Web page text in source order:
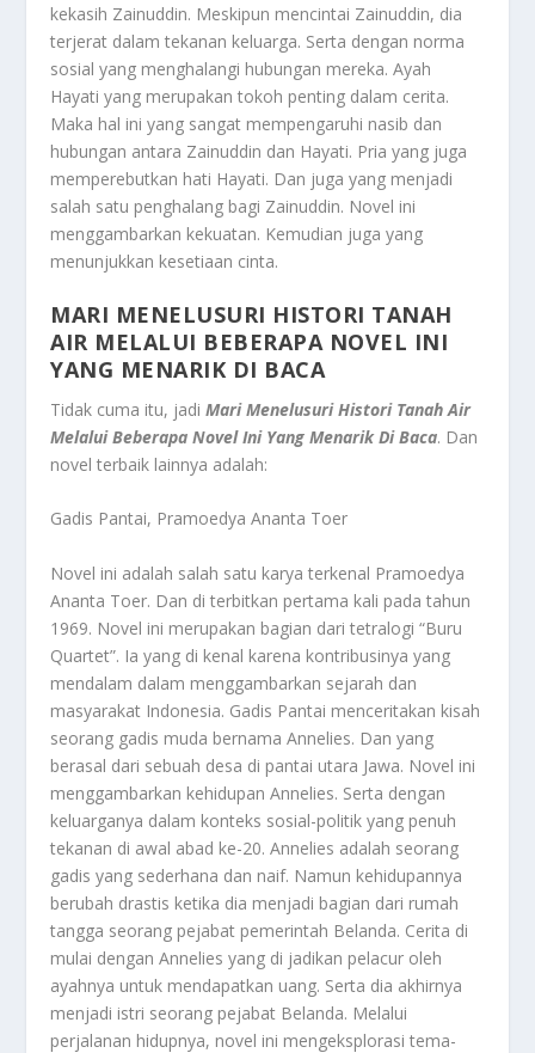
kekasih Zainuddin. Meskipun mencintai Zainuddin, dia
terjerat dalam tekanan keluarga. Serta dengan norma
sosial yang menghalangi hubungan mereka. Ayah
Hayati yang merupakan tokoh penting dalam cerita.
Maka hal ini yang sangat mempengaruhi nasib dan
hubungan antara Zainuddin dan Hayati. Pria yang juga
memperebutkan hati Hayati. Dan juga yang menjadi
salah satu penghalang bagi Zainuddin. Novel ini
menggambarkan kekuatan. Kemudian juga yang
menunjukkan kesetiaan cinta.
MARI MENELUSURI HISTORI TANAH
AIR MELALUI BEBERAPA NOVEL INI
YANG MENARIK DI BACA
Tidak cuma itu, jadiMari Menelusuri Histori Tanah Air
Melalui Beberapa Novel Ini Yang Menarik Di Baca. Dan
novel terbaik lainnya adalah:
Gadis Pantai, Pramoedya Ananta Toer
Novel ini adalah salah satu karya terkenal Pramoedya
Ananta Toer. Dan di terbitkan pertama kali pada tahun
1969. Novel ini merupakan bagian dari tetralogi “Buru
Quartet”. Ia yang di kenal karena kontribusinya yang
mendalam dalam menggambarkan sejarah dan
masyarakat Indonesia. Gadis Pantai menceritakan kisah
seorang gadis muda bernama Annelies. Dan yang
berasal dari sebuah desa di pantai utara Jawa. Novel ini
menggambarkan kehidupan Annelies. Serta dengan
keluarganya dalam konteks sosial-politik yang penuh
tekanan di awal abad ke-20. Annelies adalah seorang
gadis yang sederhana dan naif. Namun kehidupannya
berubah drastis ketika dia menjadi bagian dari rumah
tangga seorang pejabat pemerintah Belanda. Cerita di
mulai dengan Annelies yang di jadikan pelacur oleh
ayahnya untuk mendapatkan uang. Serta dia akhirnya
menjadi istri seorang pejabat Belanda. Melalui
perjalanan hidupnya, novel ini mengeksplorasi tema-